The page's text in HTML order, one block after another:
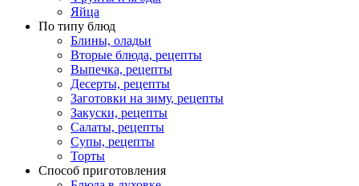
Яйца
По типу блюд
Блины, оладьи
Вторые блюда, рецепты
Выпечка, рецепты
Десерты, рецепты
Заготовки на зиму, рецепты
Закуски, рецепты
Салаты, рецепты
Супы, рецепты
Торты
Способ приготовления